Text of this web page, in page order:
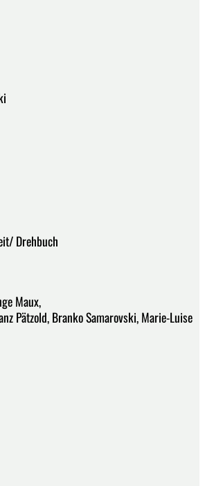
Drehbuch
Maux,
Pätzold, Branko Samarovski, Marie-Luise